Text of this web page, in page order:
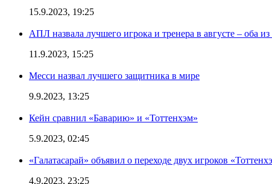
15.9.2023, 19:25
АПЛ назвала лучшего игрока и тренера в августе – оба из
11.9.2023, 15:25
Месси назвал лучшего защитника в мире
9.9.2023, 13:25
Кейн сравнил «Баварию» и «Тоттенхэм»
5.9.2023, 02:45
«Галатасарай» объявил о переходе двух игроков
4.9.2023, 23:25